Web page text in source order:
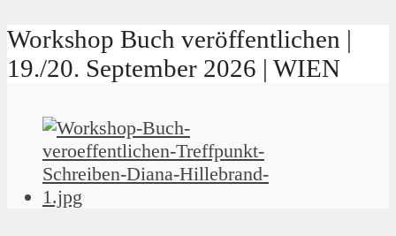
Workshop Buch veröffentlichen |
19./20. September 2026 | WIEN